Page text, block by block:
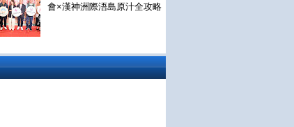
會×漢神洲際浯島原汁全攻略